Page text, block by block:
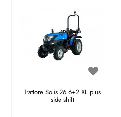
Trattore Solis 26 6+2 XL plus
side shift